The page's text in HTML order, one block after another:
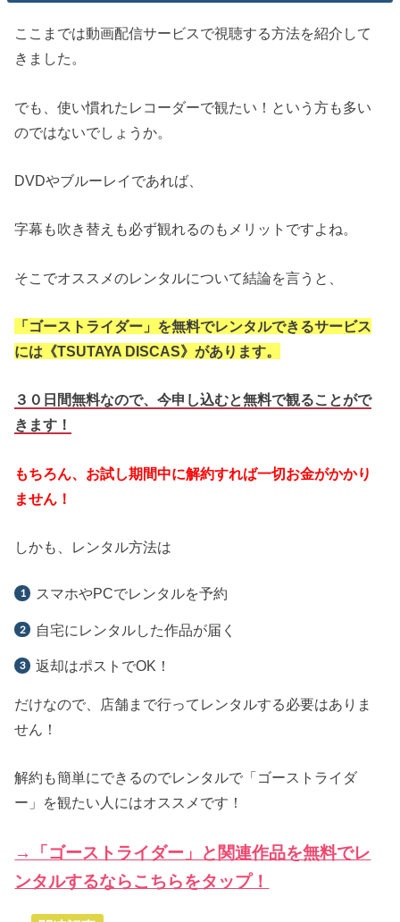
ここまでは動画配信サービスで視聴する方法を紹介して
きました。
でも、使い慣れたレコーダーで観たい！という方も多い
のではないでしょうか。
DVDやブルーレイであれば、
字幕も吹き替えも必ず観れるのもメリットですよね。
そこでオススメのレンタルについて結論を言うと、
「ゴーストライダー」を無料でレンタルできるサービス
には《TSUTAYA DISCAS》があります。
３０日間無料なので、今申し込むと無料で観ることがで
きます！
もちろん、お試し期間中に解約すれば一切お金がかかり
ません！
しかも、レンタル方法は
スマホやPCでレンタルを予約
自宅にレンタルした作品が届く
返却はポストでOK！
だけなので、店舗まで行ってレンタルする必要はありま
せん！
解約も簡単にできるのでレンタルで「ゴーストライダ
ー」を観たい人にはオススメです！
→「ゴーストライダー」と関連作品を無料でレ
ンタルするならこちらをタップ！